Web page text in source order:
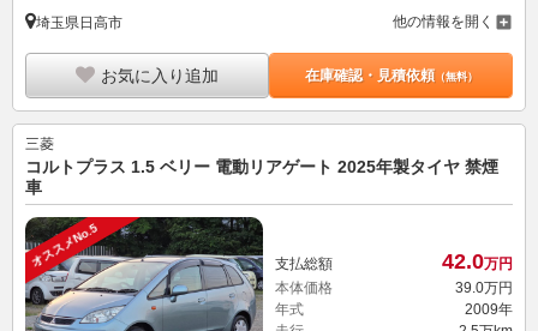
埼玉県日高市 他の情報を開く
お気に入り追加 在庫確認・見積依頼（無料）
三菱
コルトプラス 1.5 ベリー 電動リアゲート 2025年製タイヤ 禁煙
車
オススメNo.5 支払総額 42.0万円
本体価格
39.0万円
年式
2009年